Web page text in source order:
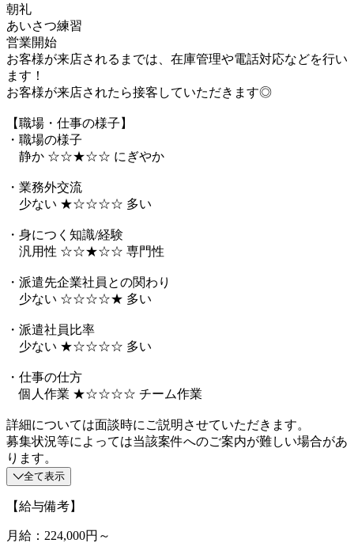
朝礼
あいさつ練習
営業開始
お客様が来店されるまでは、在庫管理や電話対応などを行い
ます！
お客様が来店されたら接客していただきます◎
【職場・仕事の様子】
・職場の様子
静か ☆☆★☆☆ にぎやか
・業務外交流
少ない ★☆☆☆☆ 多い
・身につく知識/経験
汎用性 ☆☆★☆☆ 専門性
・派遣先企業社員との関わり
少ない ☆☆☆☆★ 多い
・派遣社員比率
少ない ★☆☆☆☆ 多い
・仕事の仕方
個人作業 ★☆☆☆☆ チーム作業
詳細については面談時にご説明させていただきます。
募集状況等によっては当該案件へのご案内が難しい場合があ
ります。
全て表示
【給与備考】
月給：224,000円～